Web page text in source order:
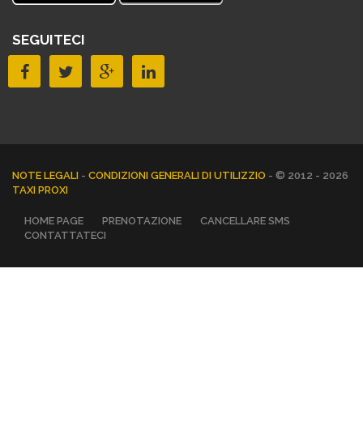
SEGUITECI
NOTE LEGALI - CONDIZIONI GENERALI DI UTILIZZIO - © 2012 - 2026
TAXI PROXI
HOME PAGE PRENOTAZIONE
CANCELLARE SMS
CONTATTATECI